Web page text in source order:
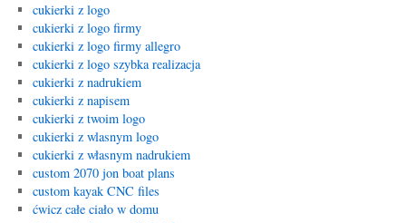
cukierki z logo
cukierki z logo firmy
cukierki z logo firmy allegro
cukierki z logo szybka realizacja
cukierki z nadrukiem
cukierki z napisem
cukierki z twoim logo
cukierki z wlasnym logo
cukierki z własnym nadrukiem
custom 2070 jon boat plans
custom kayak CNC files
ćwicz całe ciało w domu